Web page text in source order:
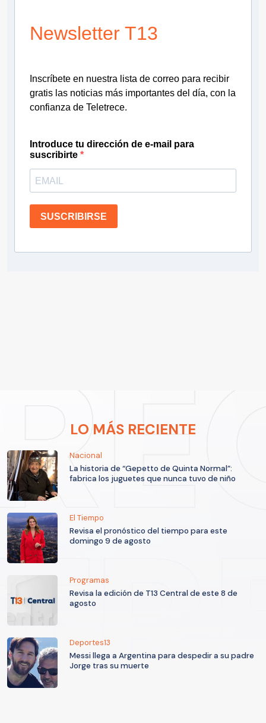
Newsletter T13
Inscríbete en nuestra lista de correo para recibir
gratis las noticias más importantes del día, con la
confianza de Teletrece.
Introduce tu dirección de e-mail para
suscribirte
SUSCRIBIRSE
LO MÁS RECIENTE
Nacional
La historia de “Gepetto de Quinta Normal”:
fabrica los juguetes que nunca tuvo de niño
El Tiempo
Revisa el pronóstico del tiempo para este
domingo 9 de agosto
Programas
Revisa la edición de T13 Central de este 8 de
agosto
Deportes13
Messi llega a Argentina para despedir a su padre
Jorge tras su muerte